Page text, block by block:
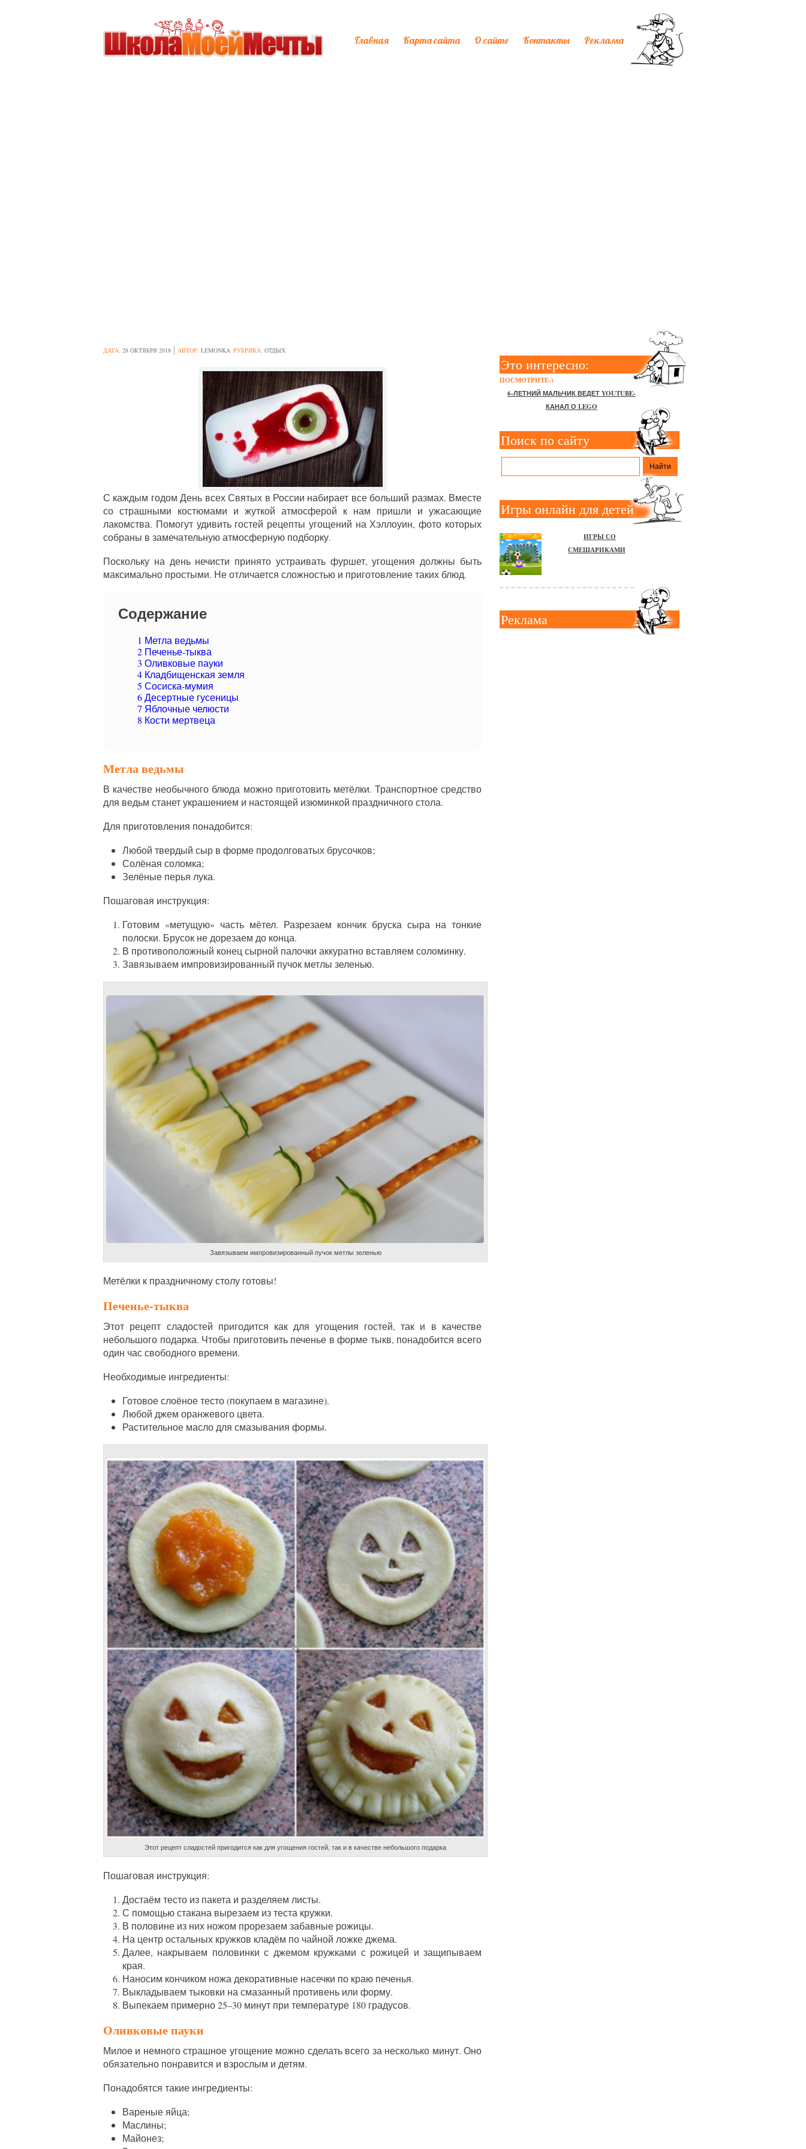
Главная Карта сайта О сайте Контакты Реклама
ДАТА: 28 ОКТЯБРЯ 2018 АВТОР: LEMONKA РУБРИКА: ОТДЫХ
С каждым годом День всех Святых в России набирает все больший размах. Вместе
со страшными костюмами и жуткой атмосферой к нам пришли и ужасающие
лакомства. Помогут удивить гостей рецепты угощений на Хэллоуин, фото которых
собраны в замечательную атмосферную подборку.
Поскольку на день нечисти принято устраивать фуршет, угощения должны быть
максимально простыми. Не отличается сложностью и приготовление таких блюд.
Содержание
1 Метла ведьмы
2 Печенье-тыква
3 Оливковые пауки
4 Кладбищенская земля
5 Сосиска-мумия
6Десертные гусеницы
7 Яблочные челюсти
8 Кости мертвеца
Метла ведьмы
В качестве необычного блюда можно приготовить метёлки. Транспортное средство
для ведьм станет украшением и настоящей изюминкой праздничного стола.
Для приготовления понадобится:
Любой твердый сыр в форме продолговатых брусочков;
Солёная соломка;
Зелёные перья лука.
Пошаговая инструкция:
Готовим «метущую» часть мётел. Разрезаем кончик бруска сыра на тонкие
полоски. Брусок не дорезаем до конца.
В противоположный конец сырной палочки аккуратно вставляем соломинку.
Завязываем импровизированный пучок метлы зеленью.
Завязываем импровизированный пучок метлы зеленью
Метёлки к праздничному столу готовы!
Печенье-тыква
Этот рецепт сладостей пригодится как для угощения гостей, так и в качестве
небольшого подарка. Чтобы приготовить печенье в форме тыкв, понадобится всего
один час свободного времени.
Необходимые ингредиенты:
Готовое слоёное тесто (покупаем в магазине).
Любой джем оранжевого цвета.
Растительное масло для смазывания формы.
Этот рецепт сладостей пригодится как для угощения гостей, так и в качестве небольшого подарка
Пошаговая инструкция:
Достаём тесто из пакета и разделяем листы.
С помощью стакана вырезаем из теста кружки.
В половине из них ножом прорезаем забавные рожицы.
На центр остальных кружков кладём по чайной ложке джема.
Далее, накрываем половинки с джемом кружками с рожицей и защипываем
края.
Наносим кончиком ножа декоративные насечки по краю печенья.
Выкладываем тыковки на смазанный противень или форму.
Выпекаем примерно 25–30 минут при температуре 180 градусов.
Оливковые пауки
Милое и немного страшное угощение можно сделать всего за несколько минут. Оно
обязательно понравится и взрослым и детям.
Понадобятся такие ингредиенты:
Вареные яйца;
Маслины;
Майонез;
Это интересно:
ПОСМОТРИТЕ-)
6-ЛЕТНИЙ МАЛЬЧИК ВЕДЕТ YOUTUBE-
КАНАЛ О LEGO
Поиск по сайту
Игры онлайн для детей
ИГРЫ СО
СМЕШАРИКАМИ
Реклама